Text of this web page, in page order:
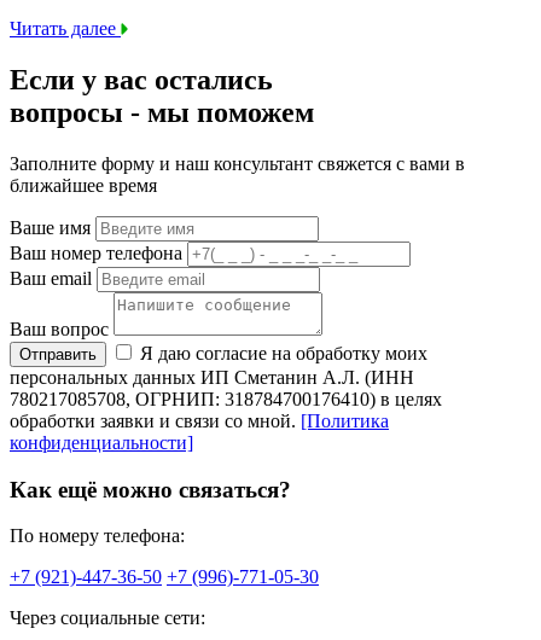
Читать далее
Если у вас остались
вопросы - мы поможем
Заполните форму и наш консультант свяжется с вами в
ближайшее время
Ваше имя
Ваш номер телефона
Ваш email
Ваш вопрос
Отправить
Я даю согласие на обработку моих
персональных данных ИП Сметанин А.Л. (ИНН
780217085708, ОГРНИП: 318784700176410) в целях
обработки заявки и связи со мной. [Политика
конфиденциальности]
Как ещё можно связаться?
По номеру телефона:
+7 (921)-447-36-50 +7 (996)-771-05-30
Через социальные сети: